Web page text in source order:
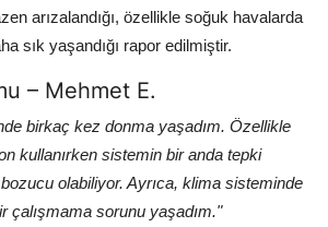
arızalandığı, özellikle soğuk havalarda
sık yaşandığı rapor edilmiştir.
– Mehmet E.
birkaç kez donma yaşadım. Özellikle
kullanırken sistemin bir anda tepki
olabiliyor. Ayrıca, klima sisteminde
çalışmama sorunu yaşadım."